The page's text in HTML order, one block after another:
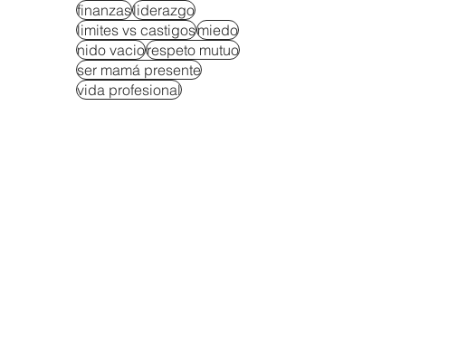
finanzasliderazgo
limites vs castigosmiedo
nido vaciorespeto mutuo
ser mamá presente
vida profesional